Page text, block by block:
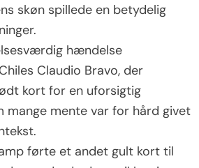
skøn spillede en betydelig
hændelse
Claudio Bravo, der
kort for en uforsigtig
mange mente var for hård givet
førte et andet gult kort til